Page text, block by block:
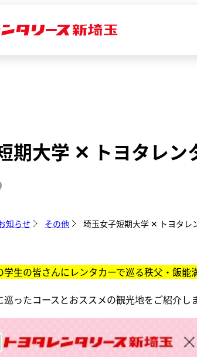
期大学 ✕ トヨタレン
知らせ その他 埼玉女子短期大学 ✕ トヨタレ
生の皆さんにレンタカーで巡る秩父・飯能
ったコースとおススメの観光地をご紹介し